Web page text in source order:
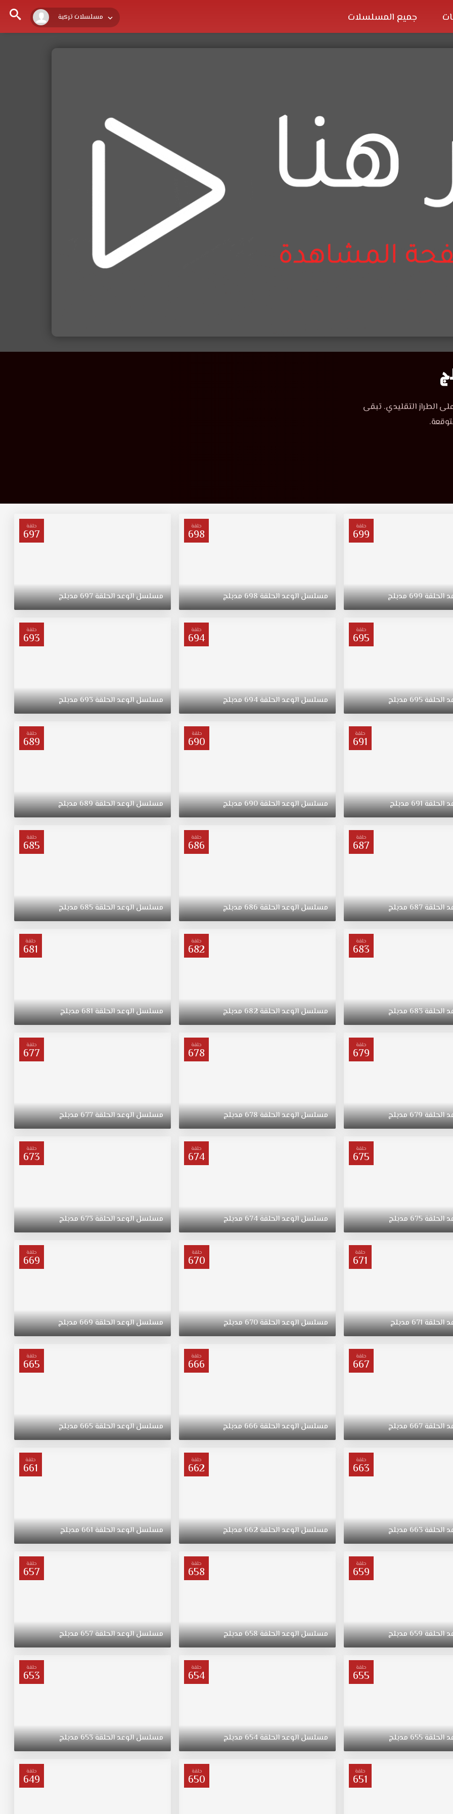
مسلسلات تركية جميع المسلسلات
الطراز التقليدي. تبقى
حلقة
699
الحلقة699مدبلج
حلقة
698
مسلسلالوعدالحلقة698مدبلج
حلقة
697
مسلسلالوعدالحلقة697مدبلج
حلقة
695
الحلقة695مدبلج
حلقة
694
مسلسلالوعدالحلقة694مدبلج
حلقة
693
مسلسلالوعدالحلقة693مدبلج
حلقة
691
الحلقة691مدبلج
حلقة
690
مسلسلالوعدالحلقة690مدبلج
حلقة
689
مسلسلالوعدالحلقة689مدبلج
حلقة
687
الحلقة687مدبلج
حلقة
686
مسلسلالوعدالحلقة686مدبلج
حلقة
685
مسلسلالوعدالحلقة685مدبلج
حلقة
683
الحلقة683مدبلج
حلقة
682
مسلسلالوعدالحلقة682مدبلج
حلقة
681
مسلسلالوعدالحلقة681مدبلج
حلقة
679
الحلقة679مدبلج
حلقة
678
مسلسلالوعدالحلقة678مدبلج
حلقة
677
مسلسلالوعدالحلقة677مدبلج
حلقة
675
الحلقة675مدبلج
حلقة
674
مسلسلالوعدالحلقة674مدبلج
حلقة
673
مسلسلالوعدالحلقة673مدبلج
حلقة
671
الحلقة671مدبلج
حلقة
670
مسلسلالوعدالحلقة670مدبلج
حلقة
669
مسلسلالوعدالحلقة669مدبلج
حلقة
667
الحلقة667مدبلج
حلقة
666
مسلسلالوعدالحلقة666مدبلج
حلقة
665
مسلسلالوعدالحلقة665مدبلج
حلقة
663
الحلقة663مدبلج
حلقة
662
مسلسلالوعدالحلقة662مدبلج
حلقة
661
مسلسلالوعدالحلقة661مدبلج
حلقة
659
الحلقة659مدبلج
حلقة
658
مسلسلالوعدالحلقة658مدبلج
حلقة
657
مسلسلالوعدالحلقة657مدبلج
حلقة
655
الحلقة655مدبلج
حلقة
654
مسلسلالوعدالحلقة654مدبلج
حلقة
653
مسلسلالوعدالحلقة653مدبلج
حلقة
651
حلقة
650
حلقة
649